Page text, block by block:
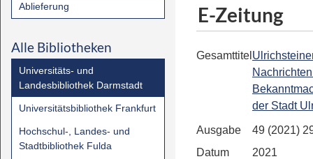
Ablieferung
Alle Bibliotheken
Universitäts- und
Landesbibliothek Darmstadt
Universitätsbibliothek Frankfurt
Hochschul-, Landes- und
Stadtbibliothek Fulda
E-Zeitung
Gesamttitel
der Stadt
Ausgabe
49 (2021)
Datum
2021